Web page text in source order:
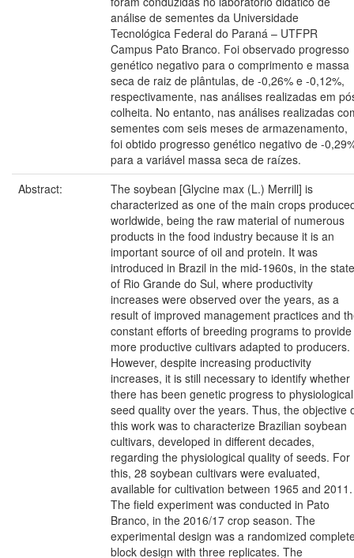
análise de sementes da Universidade
Tecnológica Federal do Paraná – UTFPR
Campus Pato Branco. Foi observado progresso
genético negativo para o comprimento e massa
seca de raiz de plântulas, de -0,26% e -0,12%,
respectivamente, nas análises realizadas em
colheita. No entanto, nas análises realizadas
sementes com seis meses de armazenamento,
foi obtido progresso genético negativo de -
para a variável massa seca de raízes.
Abstract:
The soybean [Glycine max (L.) Merrill] is
characterized as one of the main crops
worldwide, being the raw material of numerous
products in the food industry because it is an
important source of oil and protein. It was
introduced in Brazil in the mid-1960s, in the state
of Rio Grande do Sul, where productivity
increases were observed over the years, as a
result of improved management practices and
constant efforts of breeding programs to provide
more productive cultivars adapted to producers.
However, despite increasing productivity
increases, it is still necessary to identify whether
there has been genetic progress to physiological
seed quality over the years. Thus, the objective
this work was to characterize Brazilian soybean
cultivars, developed in different decades,
regarding the physiological quality of seeds. For
this, 28 soybean cultivars were evaluated,
available for cultivation between 1965 and 2011.
The field experiment was conducted in Pato
Branco, in the 2016/17 crop season. The
experimental design was a randomized
block design with three replicates. The